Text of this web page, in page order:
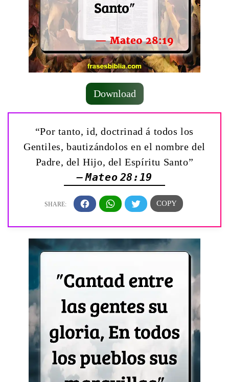
Download
“Por tanto, id, doctrinad á todos los
Gentiles, bautizándolos en el nombre del
Padre, del Hijo, del Espíritu Santo”
— Mateo 28:19